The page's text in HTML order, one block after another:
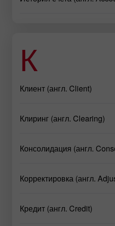
К
Клиент (англ. Client)
Клиринг (англ. Clearing)
Консолидация (англ.
Корректировка (англ.
Кредит (англ. Credit)